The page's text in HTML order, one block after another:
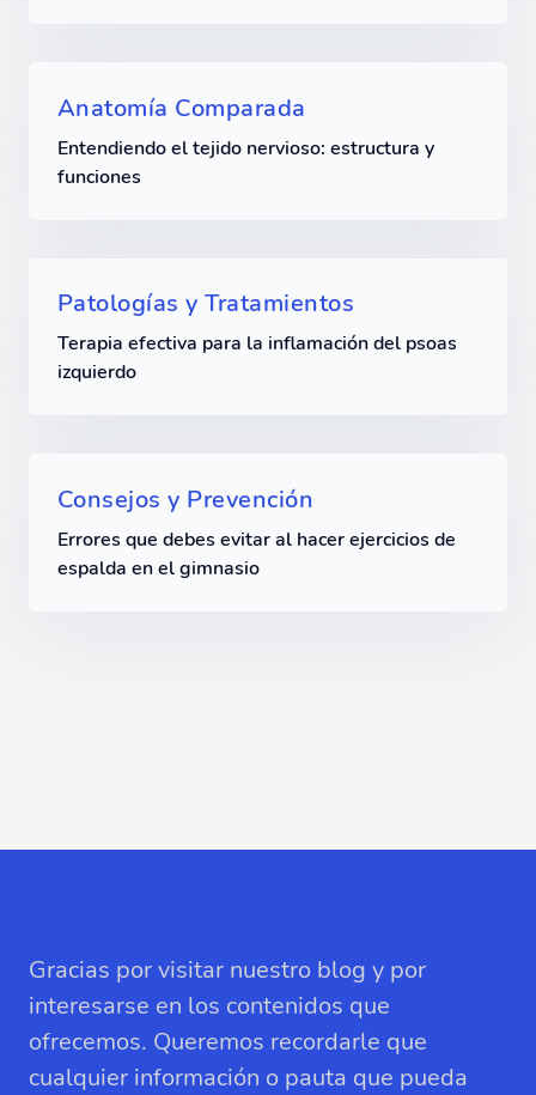
Anatomía Comparada
Entendiendo el tejido nervioso: estructura y
funciones
Patologías y Tratamientos
Terapia efectiva para la inflamación del psoas
izquierdo
Consejos y Prevención
Errores que debes evitar al hacer ejercicios de
espalda en el gimnasio
Gracias por visitar nuestro blog y por
interesarse en los contenidos que
ofrecemos. Queremos recordarle que
cualquier información o pauta que pueda